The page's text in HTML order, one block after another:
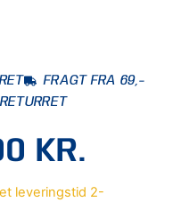
FRAGT FRA 69,-
KR.